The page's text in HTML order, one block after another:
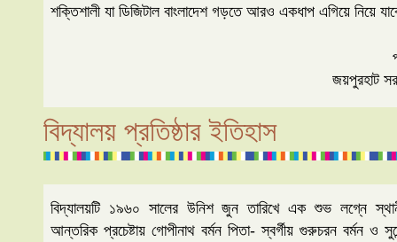
শক্তিশালী যা ডিজিটাল বাংলাদেশ গড়তে আরও একধাপ এগিয়ে নিয়ে
জয়পুরহাট
বিদ্যালয় প্রতিষ্ঠার ইতিহাস
বিদ্যালয়টি ১৯৬০ সালের উনিশ জুন তারিখে এক শুভ লগ্নে
আন্তরিক প্রচেষ্টায় গোপীনাথ বর্মন পিতা- স্বর্গীয় গুরুচরন বর্মন ও